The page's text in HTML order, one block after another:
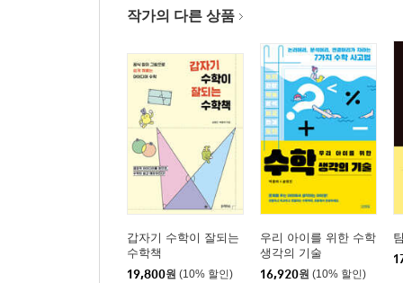
작가의 다른 상품
갑자기 수학이 잘되는
수학책
19,800원 (10% 할인)
우리 아이를 위한 수학
생각의 기술
16,920원 (10% 할인)